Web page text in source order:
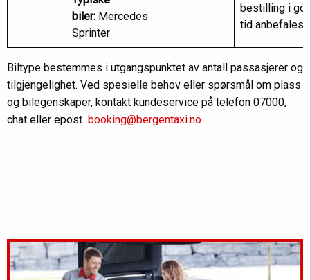
biler: Mercedes
Sprinter
bestilling i
tid anbefales
Biltype bestemmes i utgangspunktet av antall passasjerer og
tilgjengelighet. Ved spesielle behov eller spørsmål om plass
og bilegenskaper, kontakt kundeservice på telefon 07000,
chat eller epost booking@bergentaxi.no